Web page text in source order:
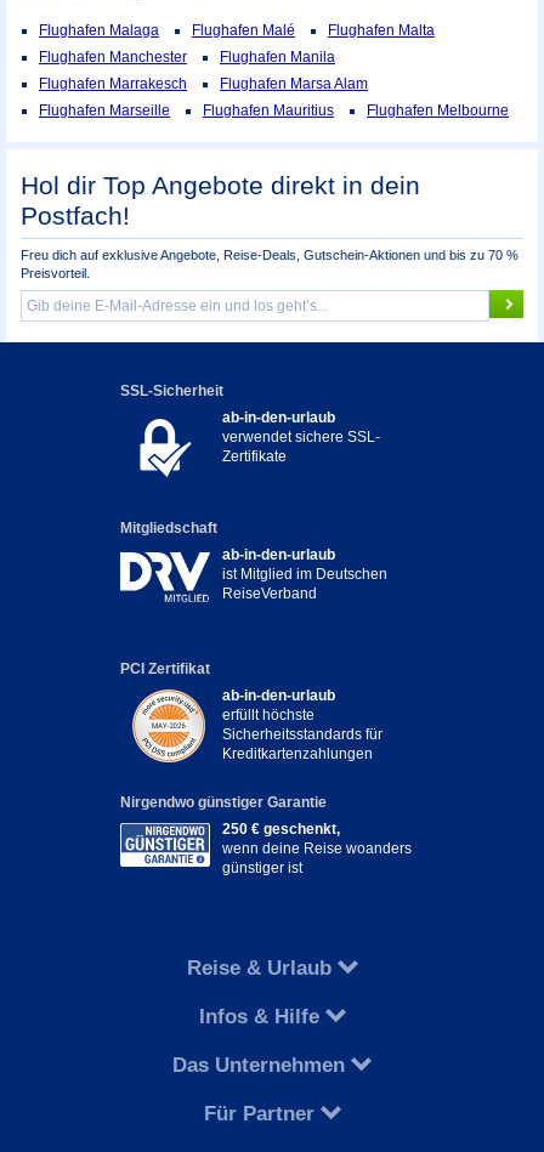
Flughafen Malaga Flughafen Malé
Flughafen Malta
Flughafen Manchester
Flughafen Manila
Flughafen Marrakesch
Flughafen Marsa Alam
Flughafen Marseille
Flughafen Mauritius Flughafen Melbourne
Hol dir Top Angebote direkt in dein
Postfach!
Freu dich auf exklusive Angebote, Reise-Deals, Gutschein-Aktionen und bis zu 70 %
Preisvorteil.
SSL-Sicherheit
ab-in-den-urlaub
verwendet sichere SSL-
Zertifikate
Mitgliedschaft
ab-in-den-urlaub
ist Mitglied im Deutschen
ReiseVerband
PCI Zertifikat
ab-in-den-urlaub
erfüllt höchste
Sicherheitsstandards für
Kreditkartenzahlungen
Nirgendwo günstiger Garantie
250 € geschenkt,
wenn deine Reise woanders
günstiger ist
Reise & Urlaub
Infos & Hilfe
Das Unternehmen
Für Partner